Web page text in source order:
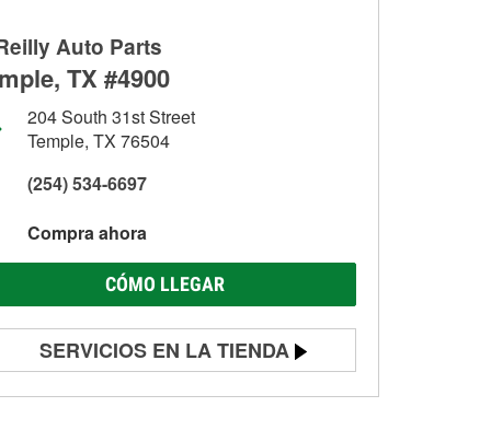
Auto Parts
TX #4900
204 South 31st Street
Temple, TX 76504
(254) 534-6697
Compra ahora
CÓMO LLEGAR
SERVICIOS EN LA TIENDA
Prueba de batería